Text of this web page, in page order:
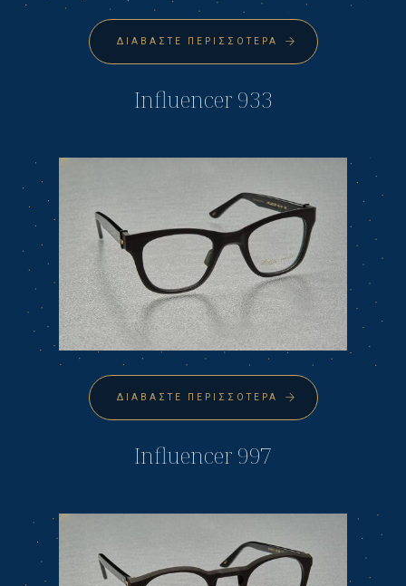
ΔΙΑΒΆΣΤΕ ΠΕΡΙΣΣΌΤΕΡΑ
Influencer 933
ΔΙΑΒΆΣΤΕ ΠΕΡΙΣΣΌΤΕΡΑ
Influencer 997